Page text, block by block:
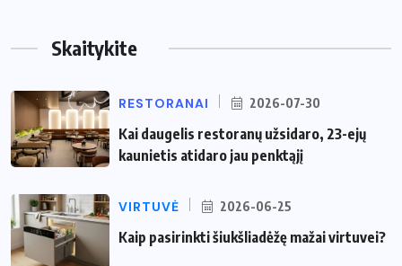
Skaitykite
RESTORANAI 2026-07-30
Kai daugelis restoranų užsidaro, 23-ejų
kaunietis atidaro jau penktąjį
VIRTUVĖ 2026-06-25
Kaip pasirinkti šiukšliadėžę mažai virtuvei?